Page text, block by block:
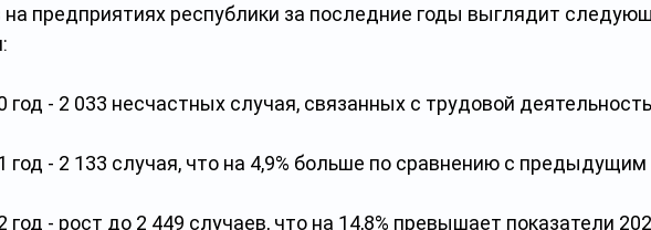
на предприятиях республики за последние годы выглядит
год - 2 033 несчастных случая, связанных с трудовой
год - 2 133 случая, что на 4,9% больше по сравнению с предыдущим
год - рост до 2 449 случаев, что на 14,8% превышает показатели